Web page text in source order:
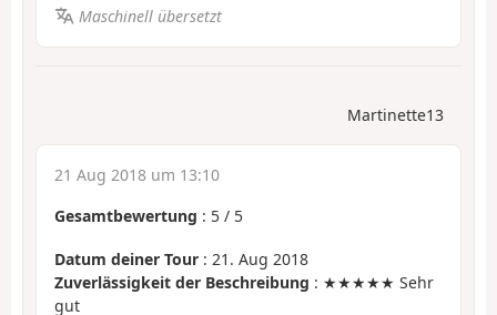
Maschinell übersetzt
Martinette13
21 Aug 2018 um 13:10
Gesamtbewertung : 5 / 5
Datum deiner Tour : 21. Aug 2018
Zuverlässigkeit der Beschreibung : ★★★★★ Sehr
gut